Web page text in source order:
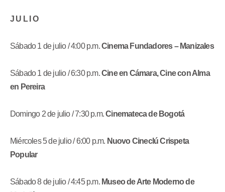
J U L I O
Sábado 1 de julio / 4:00 p.m.Cinema Fundadores – Manizales
Sábado 1 de julio / 6:30 p.m.Cine en Cámara, Cine con Alma
en Pereira
Domingo 2 de julio / 7:30 p.m.Cinemateca de Bogotá
Miércoles 5 de julio / 6:00 p.m. Nuovo Cineclú Crispeta
Popular
Sábado 8 de julio / 4:45 p.m. Museo de Arte Moderno de